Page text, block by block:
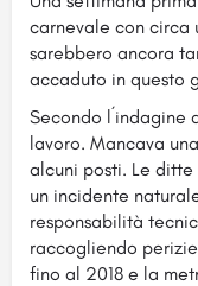
carnevale con circa
sarebbero ancora
accaduto in questo
Secondo l´indagine
lavoro. Mancava
alcuni posti. Le
un incidente
responsabilità
raccogliendo
fino al 2018 e la